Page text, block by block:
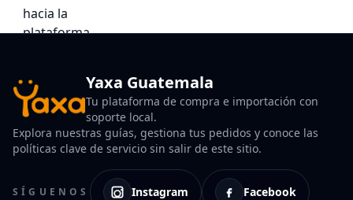
Yaxa Guatemala
Tu plataforma de compra e importación con
soporte local.
Explora nuestras guías, gestiona tus pedidos y conoce las
políticas clave de servicio sin salir de este sitio.
SÍGUENOS Instagram Facebook